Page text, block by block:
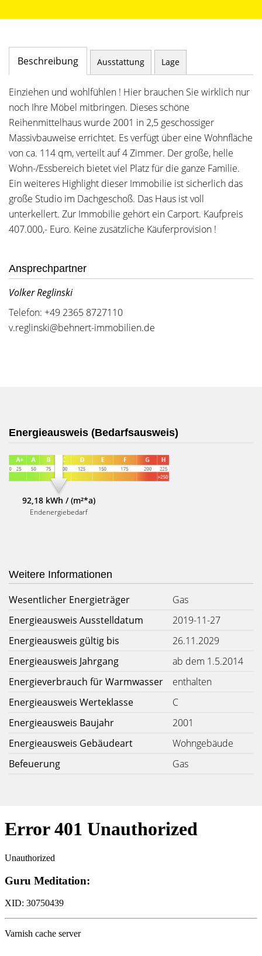
Beschreibung Ausstattung Lage
Einziehen und wohlfühlen ! Hier brauchen Sie wirklich nur
noch Ihre Möbel mitbringen. Dieses schöne
Reihenmittelhaus wurde 2001 in 2,5 geschossiger
Massivbauweise errichtet. Es verfügt über eine Wohnfläche
von ca. 114 qm, verteilt auf 4 Zimmer. Der große, helle
Wohn-/Essbereich bietet viel Platz für die ganze Familie.
Ein weiteres Highlight dieser Immobilie ist sicherlich das
große Studio im Dachgeschoß. Das Haus ist voll
unterkellert. Zur Immobilie gehört ein Carport. Kaufpreis
407.000,- Euro. Keine zusätzliche Käuferprovision !
Ansprechpartner
Volker Reglinski
Telefon: +49 2365 8727110
v.reglinski@behnert-immobilien.de
Energieausweis (Bedarfsausweis)
92,18 kWh / (m²*a)
Endenergiebedarf
Weitere Informationen
Wesentlicher Energieträger
Gas
Energieausweis Ausstelldatum
2019-11-27
Energieausweis gültig bis
26.11.2029
Energieausweis Jahrgang
ab dem 1.5.2014
Energieverbrauch für Warmwasser
enthalten
Energieausweis Werteklasse
C
Energieausweis Baujahr
2001
Energieausweis Gebäudeart
Wohngebäude
Befeuerung
Gas